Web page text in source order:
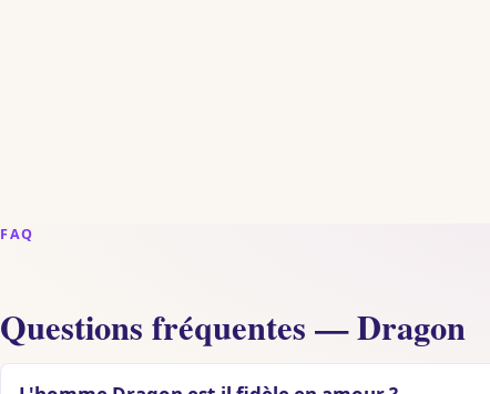
FAQ
Questions fréquentes — Dragon